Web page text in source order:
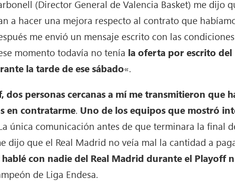
(Director General de Valencia Basket) me dijo
a hacer una mejora respecto al contrato que
me envió un mensaje escrito con las
momento todavía no tenía la oferta por escrito
la tarde de ese sábado«.
dos personas cercanas a mí me transmitieron que
en contratarme. Uno de los equipos que mostró
única comunicación antes de que terminara la final
dijo que el Real Madrid no veía mal la cantidad a
hablé con nadie del Real Madrid durante el Playoff
de Liga Endesa.